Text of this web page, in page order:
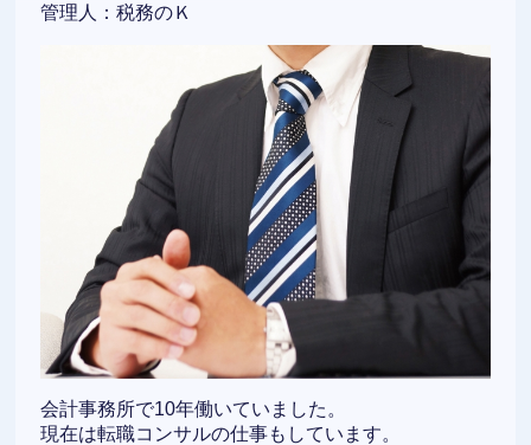
管理人：税務のＫ
会計事務所で10年働いていました。
現在は転職コンサルの仕事もしています。